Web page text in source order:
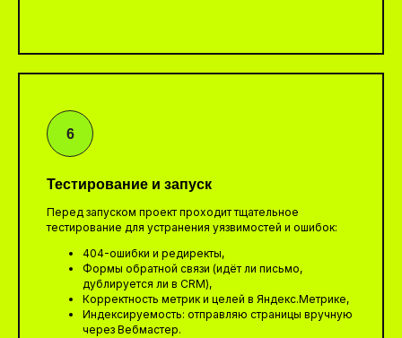
Тестирование и запуск
Перед запуском проект проходит тщательное
тестирование для устранения уязвимостей и ошибок:
404-ошибки и редиректы,
Формы обратной связи (идёт ли письмо,
дублируется ли в CRM),
Корректность метрик и целей в Яндекс.Метрике,
Индексируемость: отправляю страницы вручную
через Вебмастер.